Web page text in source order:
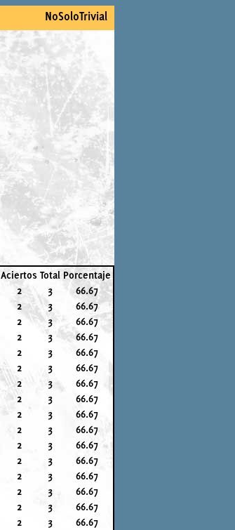
NoSoloTrivial
Aciertos Total Porcentaje
2 3
66.67
2 3
66.67
2 3
66.67
2 3
66.67
2 3
66.67
2 3
66.67
2 3
66.67
2 3
66.67
2 3
66.67
2 3
66.67
2 3
66.67
2 3
66.67
2 3
66.67
2 3
66.67
2 3
66.67
2 3
66.67